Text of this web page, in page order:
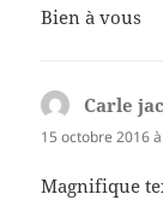
Bien à vous
Carle
15 octobre 2016
Magnifique